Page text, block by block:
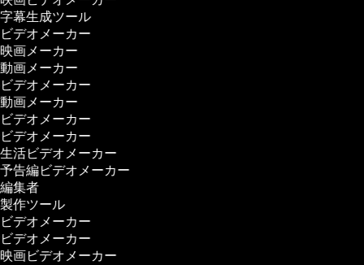
幕生成ツール
デオメーカー
画メーカー
画メーカー
デオメーカー
画メーカー
デオメーカー
デオメーカー
活ビデオメーカー
告編ビデオメーカー
集者
作ツール
デオメーカー
デオメーカー
画ビデオメーカー